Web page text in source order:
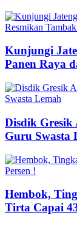
Kunjungi
Panen Raya
Disdik Gresik
Guru Swasta
Hembok,
Tirta Capai